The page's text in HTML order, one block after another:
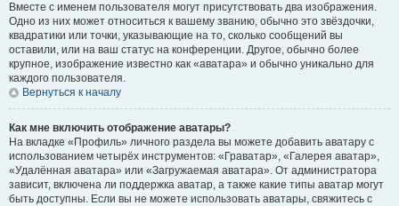
Вместе с именем пользователя могут присутствовать два изображения.
Одно из них может относиться к вашему званию, обычно это звёздочки,
квадратики или точки, указывающие на то, сколько сообщений вы
оставили, или на ваш статус на конференции. Другое, обычно более
крупное, изображение известно как «аватара» и обычно уникально для
каждого пользователя.
Вернуться к началу
Как мне включить отображение аватары?
На вкладке «Профиль» личного раздела вы можете добавить аватару с
использованием четырёх инструментов: «Граватар», «Галерея аватар»,
«Удалённая аватара» или «Загружаемая аватара». От администратора
зависит, включена ли поддержка аватар, а также какие типы аватар могут
быть доступны. Если вы не можете использовать аватары, свяжитесь с